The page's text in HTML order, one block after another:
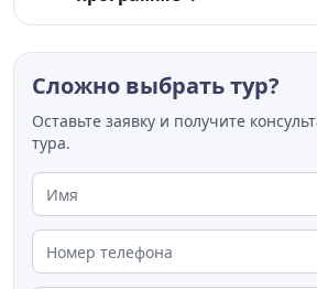
Сложно выбрать тур?
Оставьте заявку и получите
тура.